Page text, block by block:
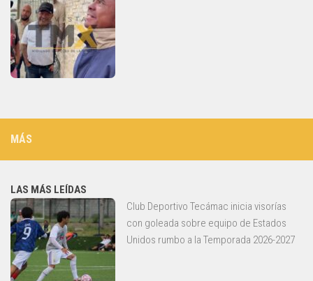
MÁS
LAS MÁS LEÍDAS
Club Deportivo Tecámac inicia visorías
con goleada sobre equipo de Estados
Unidos rumbo a la Temporada 2026-2027